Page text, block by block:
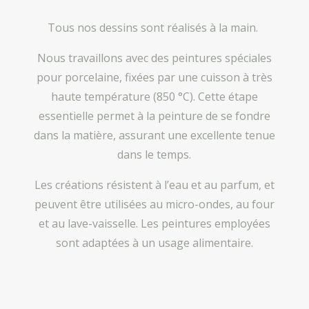
Tous nos dessins sont réalisés à la main.
Nous travaillons avec des peintures spéciales
pour porcelaine, fixées par une cuisson à très
haute température (850 °C). Cette étape
essentielle permet à la peinture de se fondre
dans la matière, assurant une excellente tenue
dans le temps.
Les créations résistent à l’eau et au parfum, et
peuvent être utilisées au micro-ondes, au four
et au lave-vaisselle. Les peintures employées
sont adaptées à un usage alimentaire.